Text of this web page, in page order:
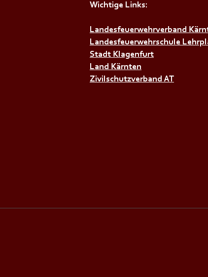
Wichtige Links:
Landesfeuerwehrverband
Landesfeuerwehrschule
Stadt Klagenfurt
Land Kärnten
Zivilschutzverband AT